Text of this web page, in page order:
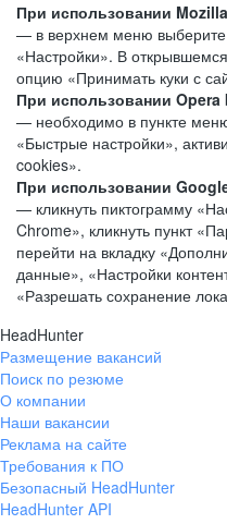
При использовании
— в верхнем меню
«Настройки». В
опцию «Принимать куки с
При использовании Opera
— необходимо в пункте
«Быстрые настройки»,
cookies».
При использовании
— кликнуть пиктограмму
Chrome», кликнуть пункт
перейти на вкладку
данные», «Настройки
«Разрешать сохранение
HeadHunter
Размещение вакансий
Поиск по резюме
О компании
Наши вакансии
Реклама на сайте
Требования к ПО
Безопасный HeadHunter
HeadHunter API